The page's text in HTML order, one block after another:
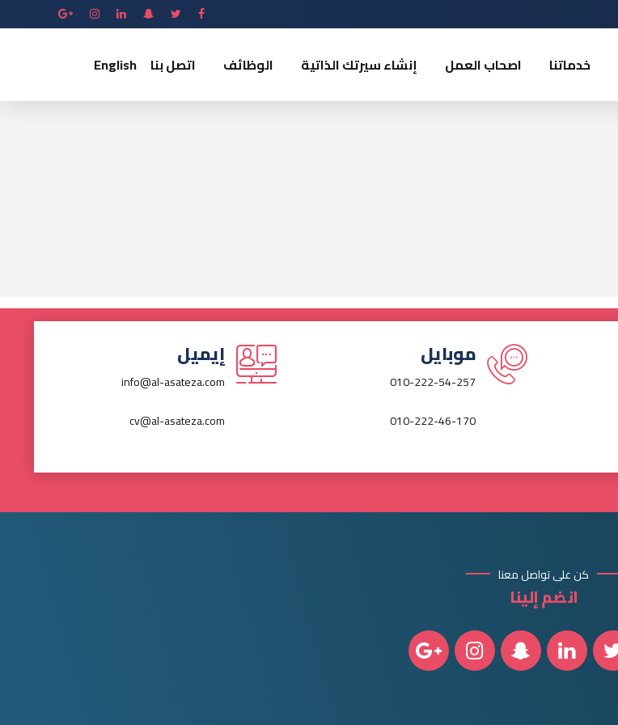
خدماتنا اصحاب العمل إنشاء سيرتك الذاتية الوظائف اتصل بنا English
موبايل
010-222-54-257
010-222-46-170
إيميل
info@al-asateza.com
cv@al-asateza.com
كن على تواصل معنا
انضم إلينا